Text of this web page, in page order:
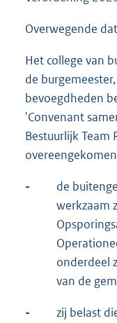
Overwegende
Het college van
de
bevoegdheden
'Convenant
Bestuurlijk Team
-
de
werkzaam
onderdeel
van de
-
zij belast